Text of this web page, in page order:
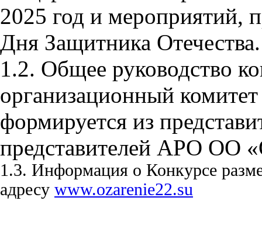
2025 год и мероприятий,
Дня Защитника Отечества.
1.2. Общее руководство
организационный комитет
формируется из
представителей АРО
1.3. Информация о Конкурсе
адресу www.ozarenie22.su